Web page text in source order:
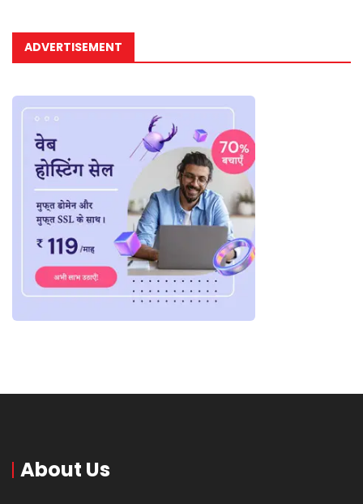
ADVERTISEMENT
About Us